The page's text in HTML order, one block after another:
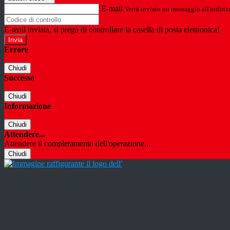
E-mail Verrà inviato un messaggio
E-mail inviata, si prega di controllare la casella di posta elettronica!
Errore
Chiudi
Successo
Chiudi
Informazione
Chiudi
Attendere...
Attendere il completamento dell'operazione...
Chiudi